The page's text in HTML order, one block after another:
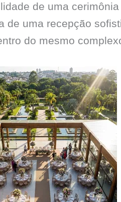
de uma
de uma recepção
do mesmo